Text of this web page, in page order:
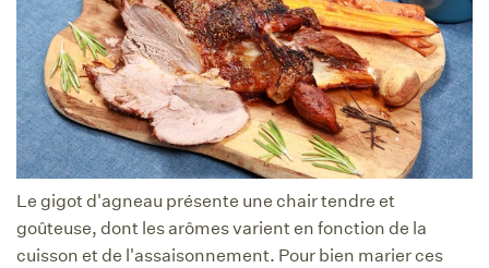
Le gigot d'agneau présente une chair tendre et
goûteuse, dont les arômes varient en fonction de la
cuisson et de l'assaisonnement. Pour bien marier ces